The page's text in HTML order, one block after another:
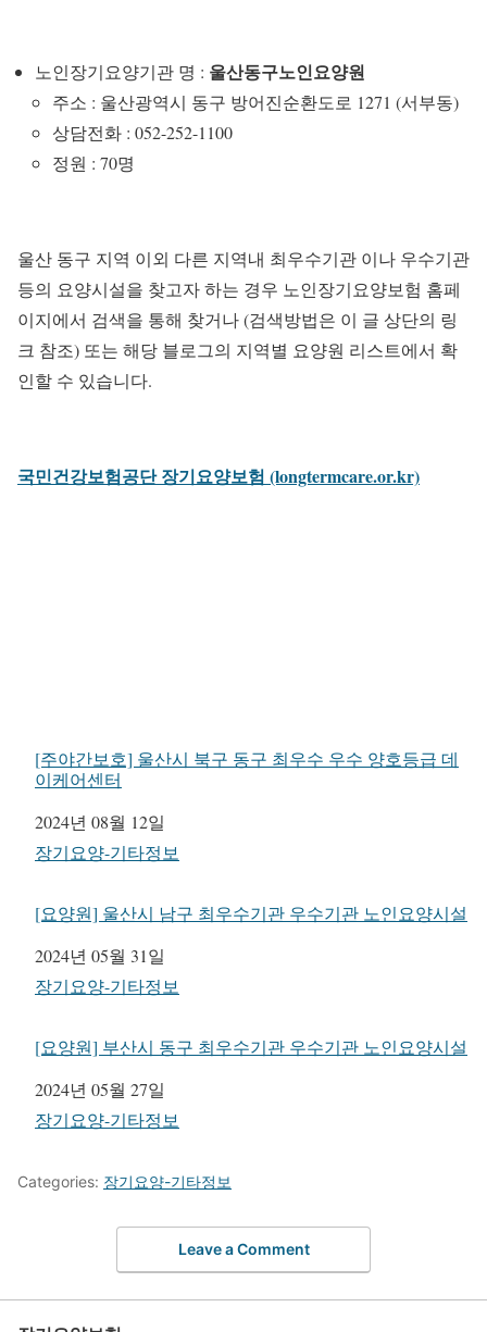
노인장기요양기관 명 : 울산동구노인요양원
주소 : 울산광역시 동구 방어진순환도로 1271 (서부동)
상담전화 : 052-252-1100
정원 : 70명
울산 동구 지역 이외 다른 지역내 최우수기관 이나 우수기관
등의 요양시설을 찾고자 하는 경우 노인장기요양보험 홈페
이지에서 검색을 통해 찾거나 (검색방법은 이 글 상단의 링
크 참조) 또는 해당 블로그의 지역별 요양원 리스트에서 확
인할 수 있습니다.
국민건강보험공단 장기요양보험 (longtermcare.or.kr)
[주야간보호] 울산시 북구 동구 최우수 우수 양호등급 데
이케어센터
일자
2024년 08월 12일
관련 항목
장기요양-기타정보
[요양원] 울산시 남구 최우수기관 우수기관 노인요양시설
일자
2024년 05월 31일
관련 항목
장기요양-기타정보
[요양원] 부산시 동구 최우수기관 우수기관 노인요양시설
일자
2024년 05월 27일
관련 항목
장기요양-기타정보
Categories: 장기요양-기타정보
Leave a Comment